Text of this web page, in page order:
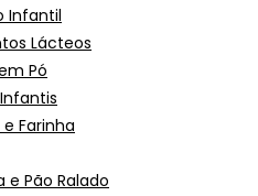
Infantil
Lácteos
Pó
e Farinha
e Pão Ralado